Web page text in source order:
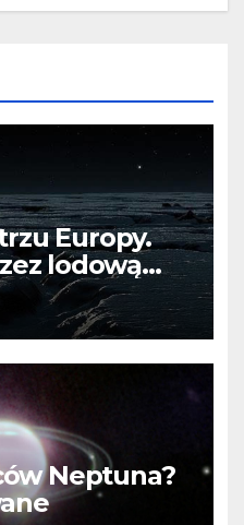
Europy.
lodową
Neptuna?